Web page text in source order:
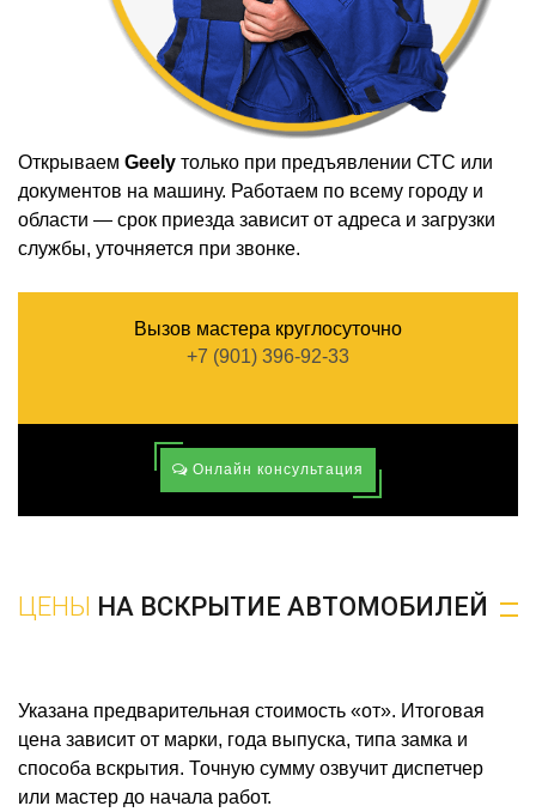
Открываем Geely только при предъявлении СТС или
документов на машину. Работаем по всему городу и
области — срок приезда зависит от адреса и загрузки
службы, уточняется при звонке.
Вызов мастера круглосуточно
+7 (901) 396-92-33
Онлайн консультация
ЦЕНЫ НА ВСКРЫТИЕ АВТОМОБИЛЕЙ
Указана предварительная стоимость «от». Итоговая
цена зависит от марки, года выпуска, типа замка и
способа вскрытия. Точную сумму озвучит диспетчер
или мастер до начала работ.